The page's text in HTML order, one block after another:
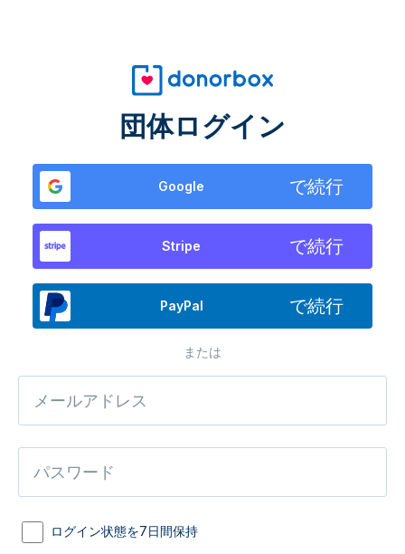
団体ログイン
Google で続行
Stripe で続行
PayPal で続行
または
ログイン状態を7日間保持